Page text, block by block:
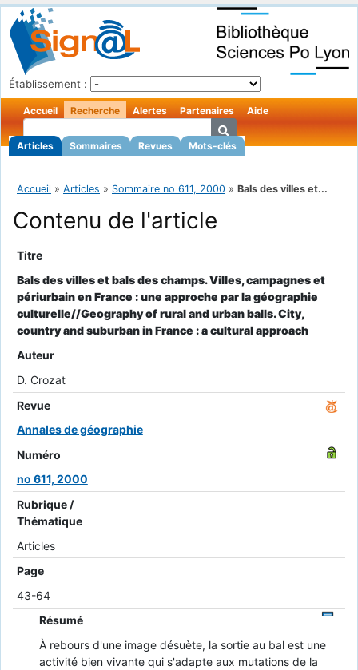
Établissement :
Accueil Recherche
Articles Sommaires Revues Mots-clés
Alertes Partenaires Aide
Accueil » Articles » Sommaire no 611, 2000 » Bals des villes et...
Contenu de l'article
Titre
Bals des villes et bals des champs. Villes, campagnes et
périurbain en France : une approche par la géographie
culturelle//Geography of rural and urban balls. City,
country and suburban in France : a cultural approach
Auteur
D. Crozat
Revue
Annales de géographie
Numéro
no 611, 2000
Rubrique /
Thématique
Articles
Page
43-64
Résumé
À rebours d'une image désuète, la sortie au bal est une
activité bien vivante qui s'adapte aux mutations de la